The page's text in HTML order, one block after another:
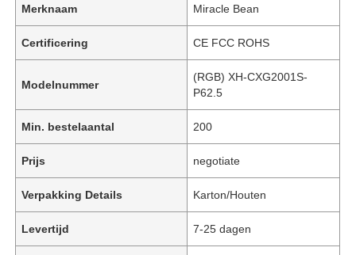
Merknaam Miracle Bean
Certificering CE FCC ROHS
Modelnummer
(RGB) XH-CXG2001S-
P62.5
Min. bestelaantal 200
Prijs negotiate
Verpakking Details Karton/Houten
Levertijd 7-25 dagen